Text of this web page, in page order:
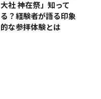
大社 神在祭」知って
る？経験者が語る印象
的な参拝体験とは